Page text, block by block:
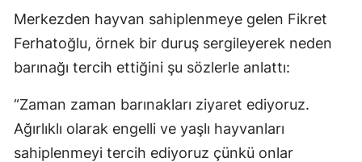
Merkezden hayvan sahiplenmeye gelen Fikret
Ferhatoğlu, örnek bir duruş sergileyerek neden
barınağı tercih ettiğini şu sözlerle anlattı:
“Zaman zaman barınakları ziyaret ediyoruz.
Ağırlıklı olarak engelli ve yaşlı hayvanları
sahiplenmeyi tercih ediyoruz çünkü onlar